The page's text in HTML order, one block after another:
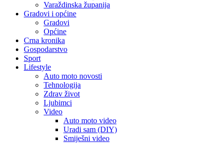
Varaždinska županija
Gradovi i općine
Gradovi
Općine
Crna kronika
Gospodarstvo
Sport
Lifestyle
Auto moto novosti
Tehnologija
Zdrav život
Ljubimci
Video
Auto moto video
Uradi sam (DIY)
Smiješni video